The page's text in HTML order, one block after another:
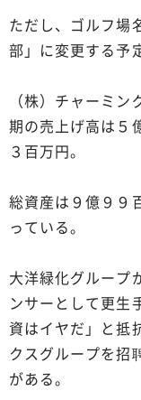
ただし、ゴルフ場
部」に変更する予
（株）チャーミ
期の売上げ高は５
３百万円。
総資産は９億９９
っている。
大洋緑化グループ
ンサーとして更生
資はイヤだ」と抵
クスグループを招
がある。